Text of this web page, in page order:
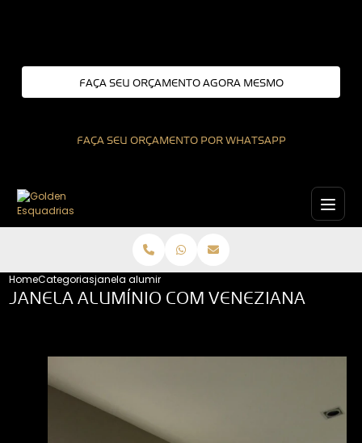
FAÇA SEU ORÇAMENTO AGORA MESMO
FAÇA SEU ORÇAMENTO POR WHATSAPP
HomeCategoriasjanela aluminio com veneziana
JANELA ALUMÍNIO COM VENEZIANA